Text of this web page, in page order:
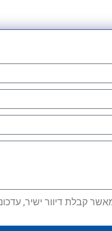
קבלת דיוור ישיר,